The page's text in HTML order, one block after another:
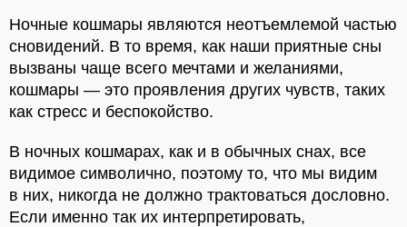
Ночные кошмары являются неотъемлемой частью
сновидений. В то время, как наши приятные сны
вызваны чаще всего мечтами и желаниями,
кошмары — это проявления других чувств, таких
как стресс и беспокойство.
В ночных кошмарах, как и в обычных снах, все
видимое символично, поэтому то, что мы видим
в них, никогда не должно трактоваться дословно.
Если именно так их интерпретировать,